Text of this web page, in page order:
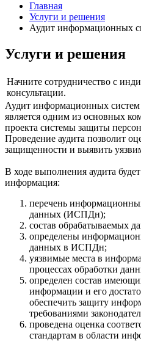
Главная
Услуги и решения
Аудит информационных
Услуги и решения
Начните сотрудничество с
консультации.
Аудит информационных
является одним из основных
проекта системы защиты
Проведение аудита позволит
защищенности и выявить
В ходе выполнения аудита
информация:
перечень
данных (ИСПДн);
состав обрабатываемых
определены
данных в ИСПДн;
уязвимые места в
процессах обработки
определен состав
информации и его
обеспечить защиту
требованиями
проведена оценка
стандартам в области